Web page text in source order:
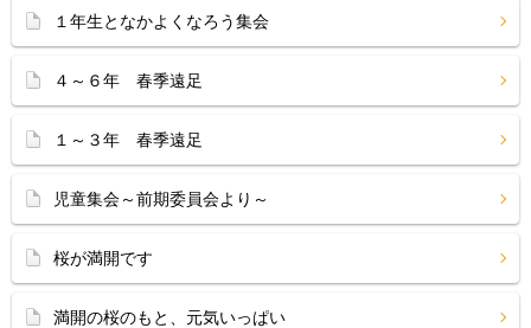
１年生となかよくなろう集会
４～６年 春季遠足
１～３年 春季遠足
児童集会～前期委員会より～
桜が満開です
満開の桜のもと、元気いっぱい